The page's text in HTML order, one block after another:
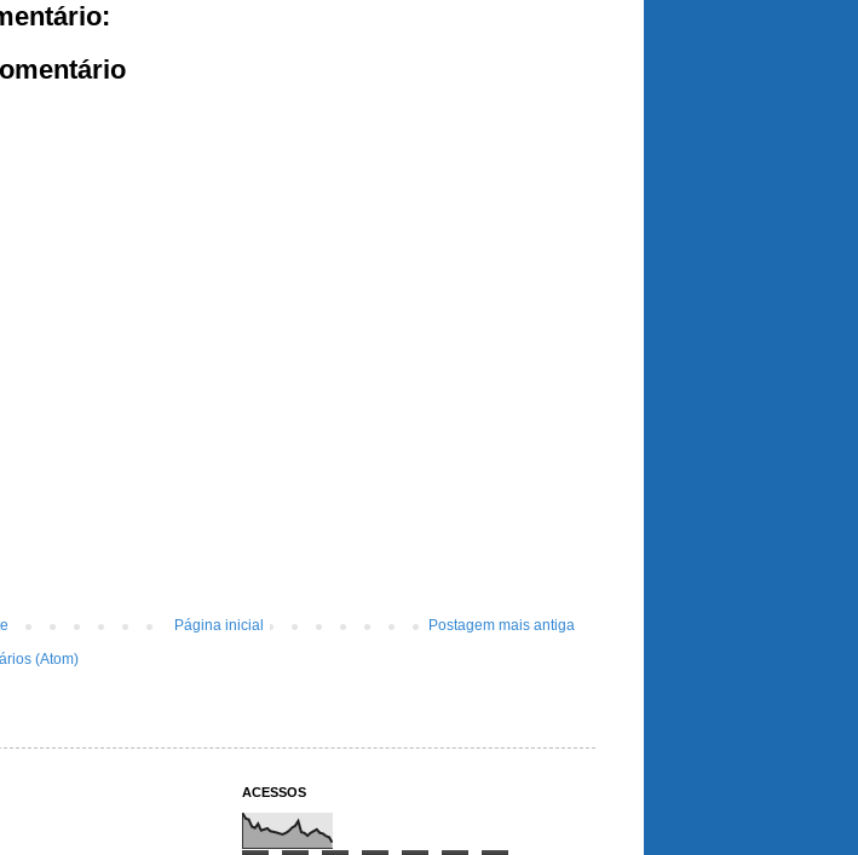
Postagem mais antiga
Página inicial
(Atom)
ACESSOS